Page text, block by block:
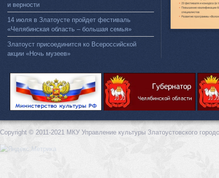
и верности
14 июля в Златоусте пройдет фестиваль
«Челябинская область – большая семья»
Златоуст присоединится ко Всероссийской
акции «Ночь музеев»
Copyright © 2011-2021 МКУ Управление культуры Златоустовского